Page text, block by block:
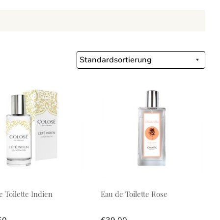
Toilette Indien Eau de Toilette Rose